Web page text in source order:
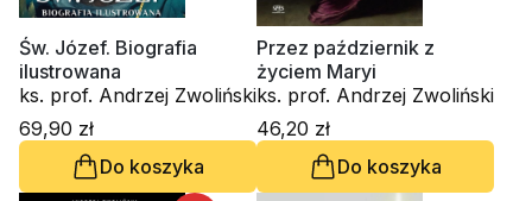
Św. Józef. Biografia
ilustrowana
ks. prof. Andrzej Zwoliński
69,90 zł
Do koszyka
Przez październik z
życiem Maryi
ks. prof. Andrzej Zwoliński
46,20 zł
Do koszyka